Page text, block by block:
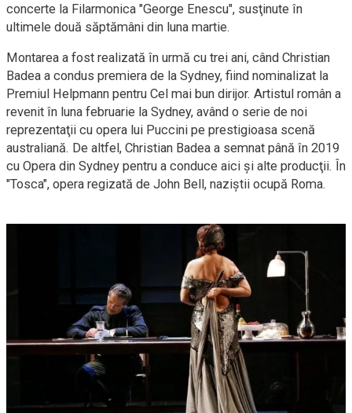
concerte la Filarmonica "George Enescu", susţinute în
ultimele două săptămâni din luna martie.
Montarea a fost realizată în urmă cu trei ani, când Christian
Badea a condus premiera de la Sydney, fiind nominalizat la
Premiul Helpmann pentru Cel mai bun dirijor. Artistul român a
revenit în luna februarie la Sydney, având o serie de noi
reprezentaţii cu opera lui Puccini pe prestigioasa scenă
australiană. De altfel, Christian Badea a semnat până în 2019
cu Opera din Sydney pentru a conduce aici şi alte producţii. În
"Tosca", opera regizată de John Bell, naziştii ocupă Roma.